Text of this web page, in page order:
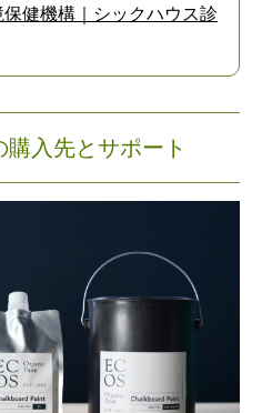
保健機構｜シックハウス診
入先とサポート